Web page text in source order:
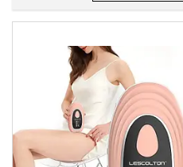
Товари та послуги
Про нас
Відгуки
Доставка та оплата